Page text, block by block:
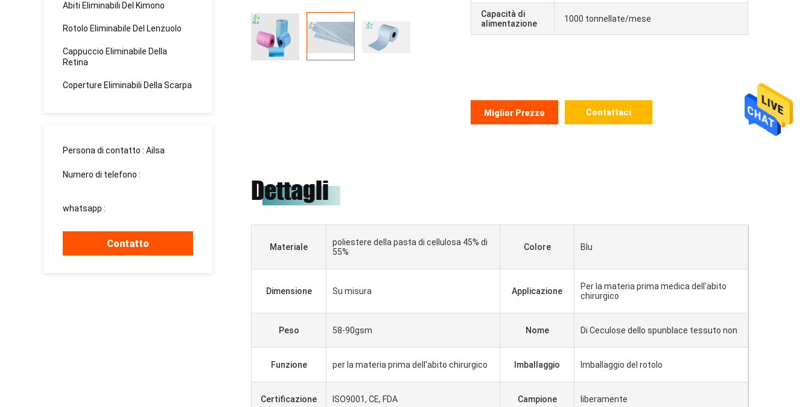
Abiti Eliminabili Del Kimono
Rotolo Eliminabile Del Lenzuolo
Cappuccio Eliminabile Della
Retina
Coperture Eliminabili Della Scarpa
Persona di contatto : Ailsa
Numero di telefono :
whatsapp :
Contatto
Capacità di
alimentazione
1000 tonnellate/mese
Miglior Prezzo Contattaci
Dettagli
Materiale
poliestere della pasta di cellulosa 45% di
55%
Colore Blu
Dimensione Su misura Applicazione
Per la materia prima medica dell'abito
chirurgico
Peso 58-90gsm Nome Di Ceculose dello spunblace tessuto non
Funzione per la materia prima dell'abito chirurgico Imballaggio Imballaggio del rotolo
Certificazione ISO9001, CE, FDA Campione liberamente